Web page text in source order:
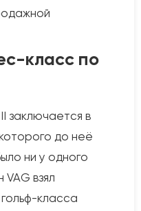
класс по
заключается в
до неё
ни у одного
взял
класса